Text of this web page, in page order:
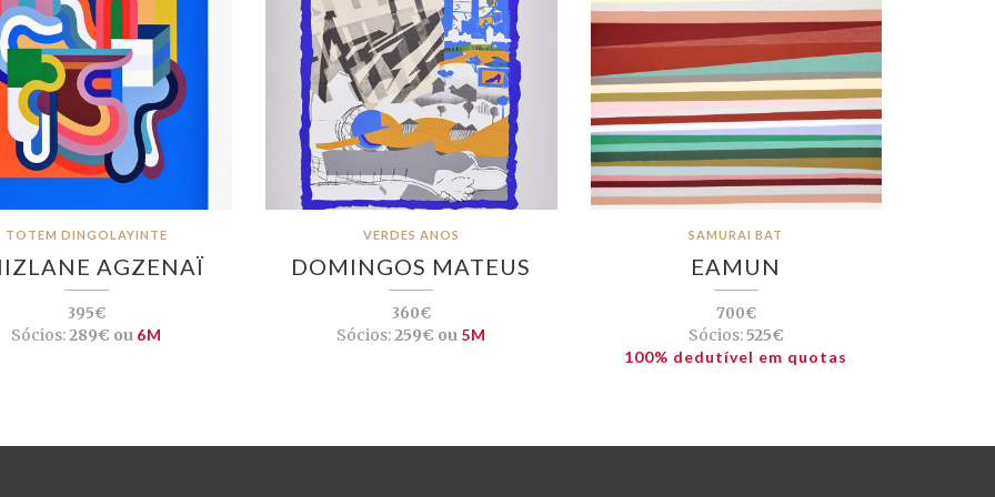
TOTEM DINGOLAYINTE
AGZENAÏ
395€
Sócios:289€ ou 6M
VERDES ANOS
DOMINGOS MATEUS
360€
Sócios:259€ ou 5M
SAMURAI BAT
EAMUN
700€
Sócios:525€
100% dedutível em quotas